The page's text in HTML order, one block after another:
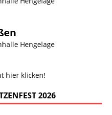
Hengelage
hier klicken!
2026